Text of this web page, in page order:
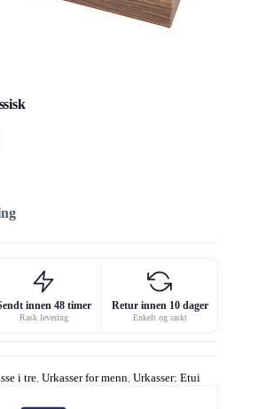
innen 48 timer
Rask levering
Retur innen 10 dager
Enkelt og raskt
i tre Urkasser for menn Urkasser: Etui